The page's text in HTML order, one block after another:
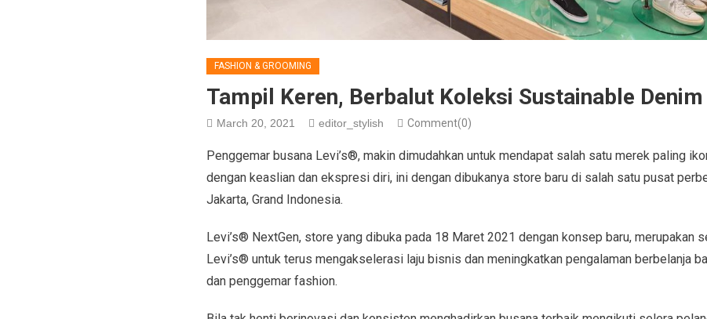
FASHION & GROOMING
Tampil Keren, Berbalut Koleksi Sustainable Denim
March 20, 2021 editor_stylish Comment(0)
Penggemar busana Levi’s®, makin dimudahkan untuk mendapat salah satu merek paling
dengan keaslian dan ekspresi diri, ini dengan dibukanya store baru di salah satu pusat
Jakarta, Grand Indonesia.
Levi’s® NextGen, store yang dibuka pada 18 Maret 2021 dengan konsep baru, merupakan
Levi’s® untuk terus mengakselerasi laju bisnis dan meningkatkan pengalaman berbelanja
dan penggemar fashion.